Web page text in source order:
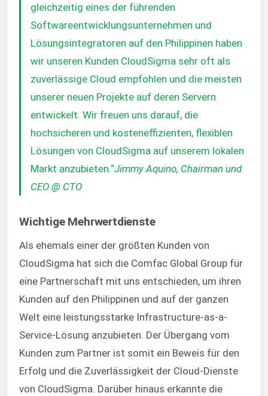
gleichzeitig eines der führenden
Softwareentwicklungsunternehmen und
Lösungsintegratoren auf den Philippinen haben
wir unseren Kunden CloudSigma sehr oft als
zuverlässige Cloud empfohlen und die meisten
unserer neuen Projekte auf deren Servern
entwickelt. Wir freuen uns darauf, die
hochsicheren und kosteneffizienten, flexiblen
Lösungen von CloudSigma auf unserem lokalen
Markt anzubieten.“Jimmy Aquino, Chairman und
CEO @ CTO
Wichtige Mehrwertdienste
Als ehemals einer der größten Kunden von
CloudSigma hat sich die Comfac Global Group für
eine Partnerschaft mit uns entschieden, um ihren
Kunden auf den Philippinen und auf der ganzen
Welt eine leistungsstarke Infrastructure-as-a-
Service-Lösung anzubieten. Der Übergang vom
Kunden zum Partner ist somit ein Beweis für den
Erfolg und die Zuverlässigkeit der Cloud-Dienste
von CloudSigma. Darüber hinaus erkannte die